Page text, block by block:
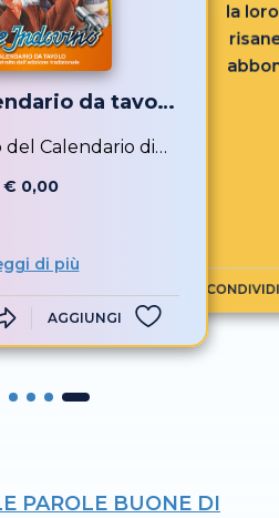
da tavolo
del Calendario di
€ 0,00
di più
AGGIUNGI
la
CONDIVIDI
PAROLE BUONE DI